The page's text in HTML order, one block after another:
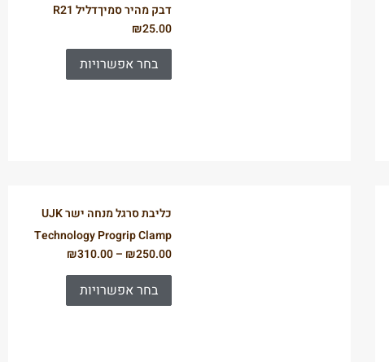
דבק מהיר סמיךדליל R21
₪25.00
בחר אפשרויות
כליבת סרגל מנחה ישר UJK
Technology Progrip Clamp
₪250.00
–
₪310.00
בחר אפשרויות